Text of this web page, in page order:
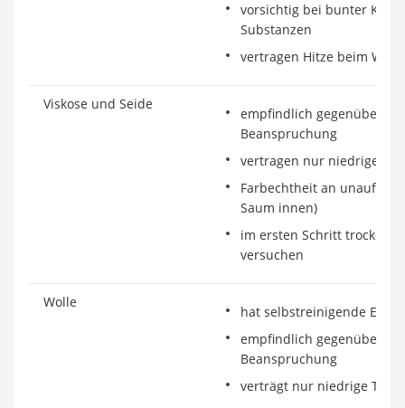
vorsichtig bei bunter
Substanzen
vertragen Hitze beim
Viskose und Seide
empfindlich gegenüber
Beanspruchung
vertragen nur niedrige
Farbechtheit an
Saum innen)
im ersten Schritt trockene
versuchen
Wolle
hat selbstreinigende
empfindlich gegenüber
Beanspruchung
verträgt nur niedrige